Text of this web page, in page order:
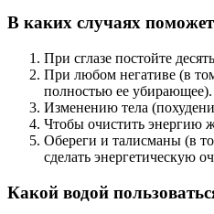
В каких случаях
При сглазе постойте
При любом негативе (в
полностью ее убирающее).
Изменению тела
Чтобы очистить энергию
Обереги и талисманы (в
сделать энергетическую
Какой водой